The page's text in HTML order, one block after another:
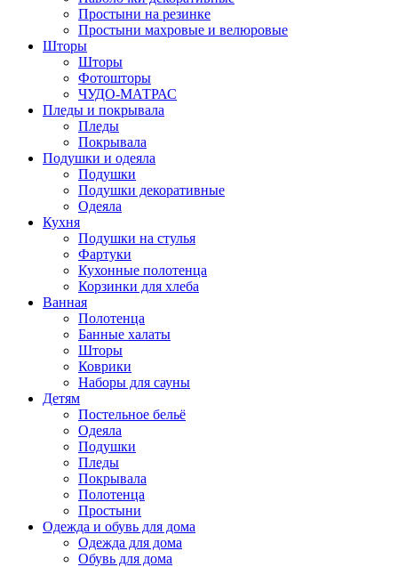
Простыни на резинке
Простыни махровые и велюровые
Шторы
Шторы
Фотошторы
ЧУДО-МАТРАС
Пледы и покрывала
Пледы
Покрывала
Подушки и одеяла
Подушки
Подушки декоративные
Одеяла
Кухня
Подушки на стулья
Фартуки
Кухонные полотенца
Корзинки для хлеба
Ванная
Полотенца
Банные халаты
Шторы
Коврики
Наборы для сауны
Детям
Постельное бельё
Одеяла
Подушки
Пледы
Покрывала
Полотенца
Простыни
Одежда и обувь для дома
Одежда для дома
Обувь для дома